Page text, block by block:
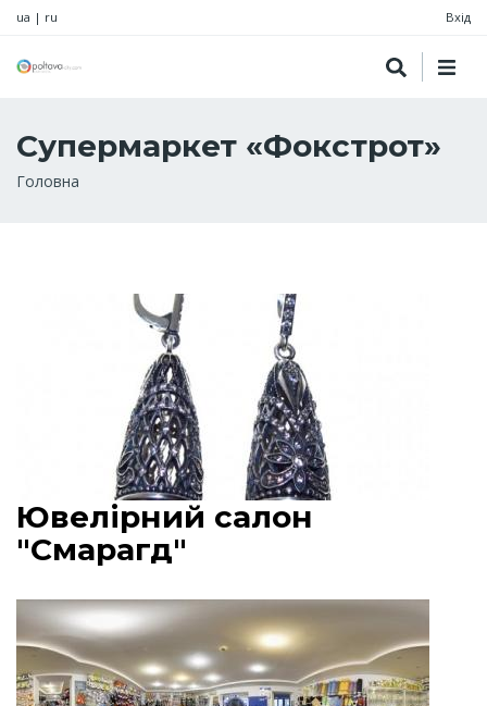
ua | ru Вхід
Супермаркет «Фокстрот»
Рядок
Головна
Ювелірний салон
"Смарагд"